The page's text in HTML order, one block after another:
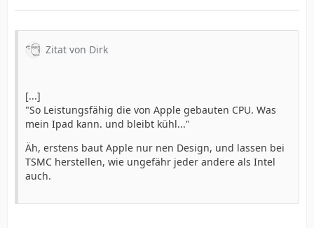
Zitat von Dirk
[...]
"So Leistungsfähig die von Apple gebauten CPU. Was
mein Ipad kann. und bleibt kühl..."
Äh, erstens baut Apple nur nen Design, und lassen bei
TSMC herstellen, wie ungefähr jeder andere als Intel
auch.